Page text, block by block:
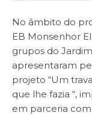
No âmbito do
EB Monsenhor
grupos do
apresentaram
projeto “Um
que lhe fazia “,
em parceria